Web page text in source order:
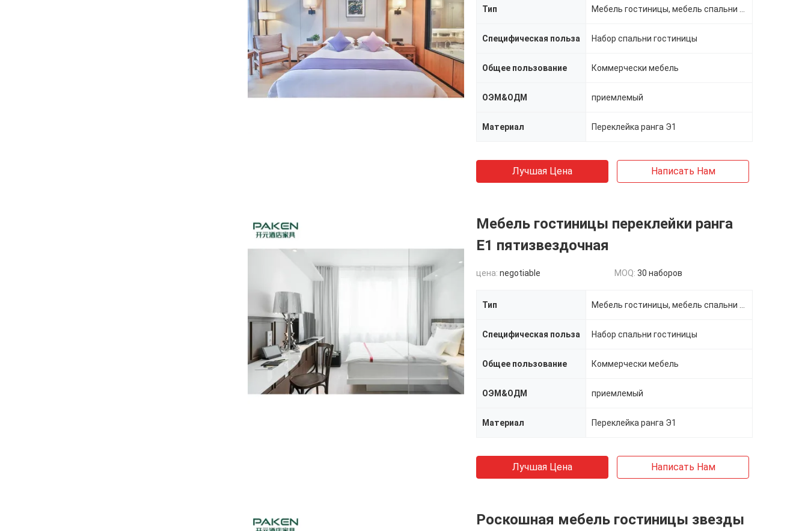
Тип
Специфическая польза Набор спальни гостиницы
Общее пользование Коммерчески мебель
ОЭМ&ОДМ приемлемый
Материал Переклейка ранга Э1
Лучшая Цена Написать Нам
Мебель гостиницы переклейки ранга
E1 пятизвездочная
цена: negotiable MOQ: 30 наборов
Тип
Специфическая польза Набор спальни гостиницы
Общее пользование Коммерчески мебель
ОЭМ&ОДМ приемлемый
Материал Переклейка ранга Э1
Лучшая Цена Написать Нам
Роскошная мебель гостиницы звезды